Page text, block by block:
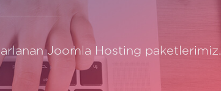
Joomla Hosting paketlerimiz.